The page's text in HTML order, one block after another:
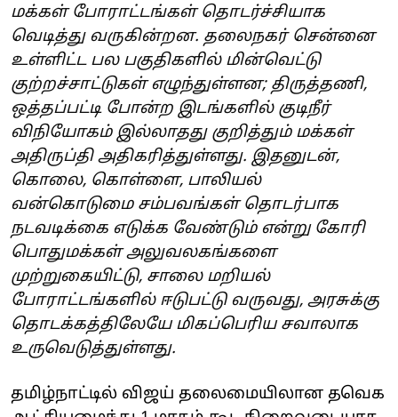
மக்கள் போராட்டங்கள் தொடர்ச்சியாக
வெடித்து வருகின்றன. தலைநகர் சென்னை
உள்ளிட்ட பல பகுதிகளில் மின்வெட்டு
குற்றச்சாட்டுகள் எழுந்துள்ளன; திருத்தணி,
ஒத்தப்பட்டி போன்ற இடங்களில் குடிநீர்
விநியோகம் இல்லாதது குறித்தும் மக்கள்
அதிருப்தி அதிகரித்துள்ளது. இதனுடன்,
கொலை, கொள்ளை, பாலியல்
வன்கொடுமை சம்பவங்கள் தொடர்பாக
நடவடிக்கை எடுக்க வேண்டும் என்று கோரி
பொதுமக்கள் அலுவலகங்களை
முற்றுகையிட்டு, சாலை மறியல்
போராட்டங்களில் ஈடுபட்டு வருவது, அரசுக்கு
தொடக்கத்திலேயே மிகப்பெரிய சவாலாக
உருவெடுத்துள்ளது.
தமிழ்நாட்டில் விஜய் தலைமையிலான தவெக